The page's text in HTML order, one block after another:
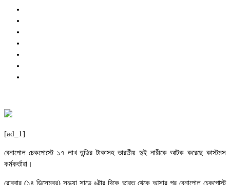
[ad_1]
বেনাপোল চেকপোস্টে ১৭ লাখ হুন্ডির টাকাসহ ভারতীয় দুই নারীকে আটক করেছে কাস্টমস
কর্মকর্তারা।
রোববার (১৪ ডিসেম্বর) সন্ধ্যা সাড়ে ৬টার দিকে ভারত থেকে আসার পর বেনাপোল চেকপোস্ট